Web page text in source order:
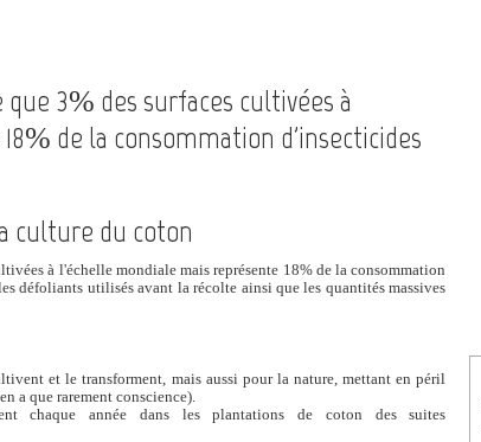
3% des surfaces cultivées à
de la consommation d'insecticides
culture du coton
à l'échelle mondiale mais représente 18% de la consommation
défoliants utilisés avant la récolte ainsi que les quantités massives
et le transforment, mais aussi pour la nature, mettant en péril
a que rarement conscience).
chaque année dans les plantations de coton des suites